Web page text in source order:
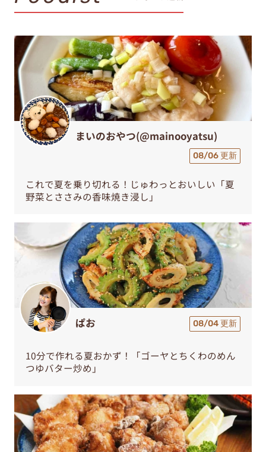
まいのおやつ(@mainooyatsu)
08/06 更新
これで夏を乗り切れる！じゅわっとおいしい「夏
野菜とささみの香味焼き浸し」
ぱお 08/04 更新
10分で作れる夏おかず！「ゴーヤとちくわのめん
つゆバター炒め」